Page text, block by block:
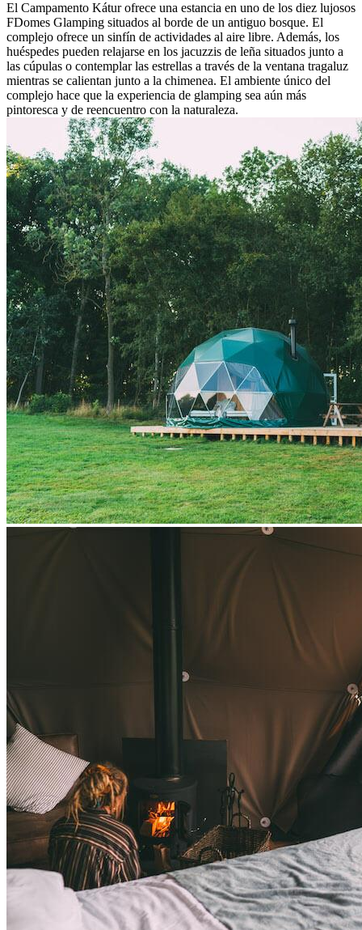
El Campamento Kátur ofrece una estancia en uno de los diez lujosos
FDomes Glamping situados al borde de un antiguo bosque. El
complejo ofrece un sinfín de actividades al aire libre. Además, los
huéspedes pueden relajarse en los jacuzzis de leña situados junto a
las cúpulas o contemplar las estrellas a través de la ventana tragaluz
mientras se calientan junto a la chimenea. El ambiente único del
complejo hace que la experiencia de glamping sea aún más
pintoresca y de reencuentro con la naturaleza.